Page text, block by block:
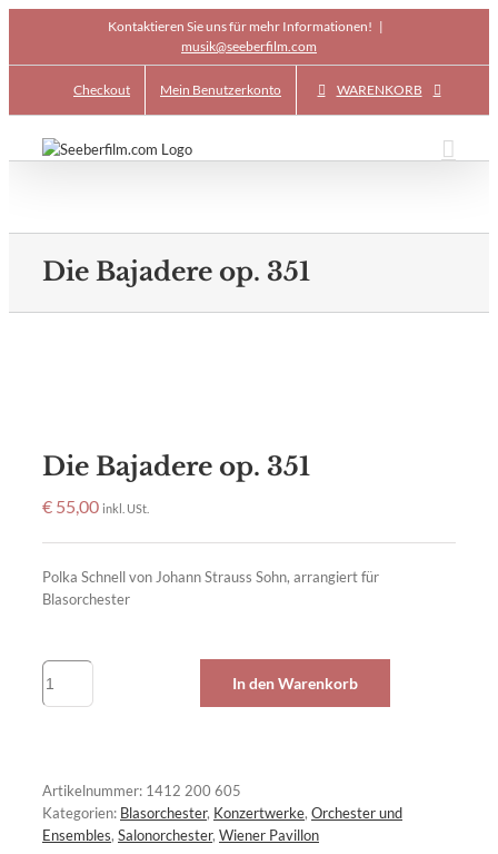
content
Kontaktieren Sie uns für mehr Informationen! |
musik@seeberfilm.com
Checkout Mein Benutzerkonto WARENKORB
Die Bajadere op. 351
Die Bajadere op. 351
€ 55,00 inkl. USt.
Polka Schnell von Johann Strauss Sohn, arrangiert für
Blasorchester
Die
Bajadere
In den Warenkorb
Artikelnummer: 1412 200 605
Kategorien: Blasorchester, Konzertwerke, Orchester und
Ensembles, Salonorchester, Wiener Pavillon